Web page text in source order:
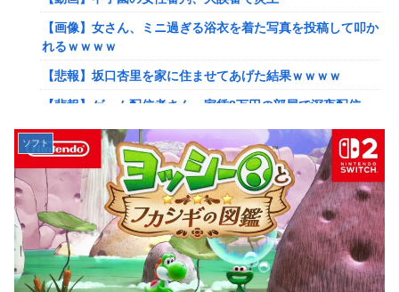
【艦これ】競泳水着いんのかよ
日産e-power、無給油で1980km走行しギネス記録を達成！
→山頂から下ってるだけでした…
イーロン・マスク「中国のロボットはデタラメで遠隔操作し
【速報】北海道江別大学生殺人事件、主犯格の川口被告(19)
に無期懲役の判決←これ、妥当だと思う？？？？？？
【悲報】女さん、歩行者を轢いた挙句、道路に倒れてどえら
いことになってしまうw w w w w w w
海外「日本は戦勝国なんだよ」 戦後の日本人の特別な生き
様に各国から称賛の声
【画像】居酒屋さん、6人で長居して会計4939円しか使わな
【画像】女さん、ミニ過ぎる浴衣を着た写真を投稿して叩か
れるｗｗｗｗ
【悲報】坂口杏里を家に住ませてあげた結果ｗｗｗｗ
【悲報】ゲーム配信者さん、家賃8万円の部屋で深夜配信→
【速報】ひろゆき、離婚wwwwww
【放送事故】フジテレビ、女子大生を大量投入して闇深エロ
番組ｗｗｗｗ
【艦これ】でもイベントのたびに思うんだ 空母機動部隊っ
てクソだわ！
【艦これ】ひみつの通り道 他
ソフト